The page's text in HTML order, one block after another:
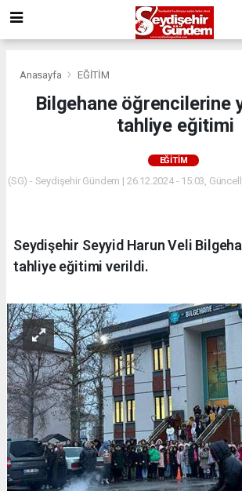
Anasayfa EĞİTİM
Bilgehane öğrencilerine
tahliye eğitimi
EĞİTİM
(SG) - Seydişehir Gündem | 26.12.2024 - 15:03,
Seydişehir Seyyid Harun Veli
tahliye eğitimi verildi.